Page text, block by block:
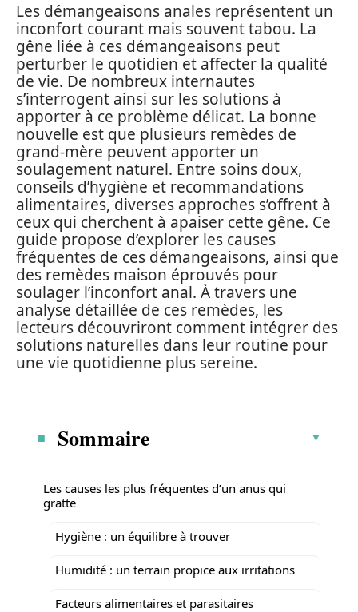
Les démangeaisons anales représentent un
inconfort courant mais souvent tabou. La
gêne liée à ces démangeaisons peut
perturber le quotidien et affecter la qualité
de vie. De nombreux internautes
s’interrogent ainsi sur les solutions à
apporter à ce problème délicat. La bonne
nouvelle est que plusieurs remèdes de
grand-mère peuvent apporter un
soulagement naturel. Entre soins doux,
conseils d’hygiène et recommandations
alimentaires, diverses approches s’offrent à
ceux qui cherchent à apaiser cette gêne. Ce
guide propose d’explorer les causes
fréquentes de ces démangeaisons, ainsi que
des remèdes maison éprouvés pour
soulager l’inconfort anal. À travers une
analyse détaillée de ces remèdes, les
lecteurs découvriront comment intégrer des
solutions naturelles dans leur routine pour
une vie quotidienne plus sereine.
Sommaire
Les causes les plus fréquentes d’un anus qui
gratte
Hygiène : un équilibre à trouver
Humidité : un terrain propice aux irritations
Facteurs alimentaires et parasitaires